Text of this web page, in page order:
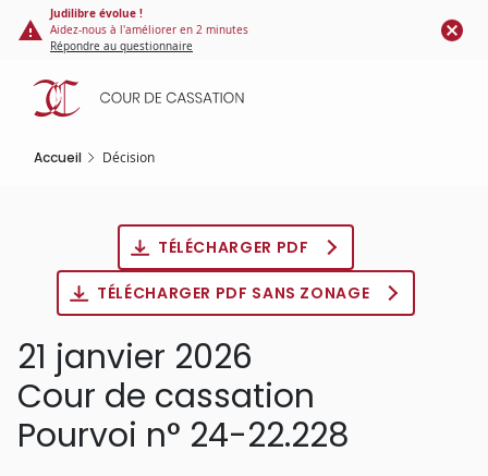
Panneau de gestion des cookies
contenu
principal
Judilibre évolue !
Aidez-nous à l'améliorer en 2 minutes
Répondre au questionnaire
Accueil Décision
TÉLÉCHARGER PDF
TÉLÉCHARGER PDF SANS ZONAGE
21 janvier 2026
Cour de cassation
Pourvoi n° 24-22.228